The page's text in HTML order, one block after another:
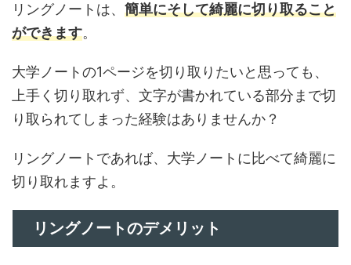
リングノートは、 簡単にそして綺麗に切り取ること
ができます。
大学ノートの1ページを切り取りたいと思っても、
上手く切り取れず、文字が書かれている部分まで切
り取られてしまった経験はありませんか？
リングノートであれば、大学ノートに比べて綺麗に
切り取れますよ。
リングノートのデメリット